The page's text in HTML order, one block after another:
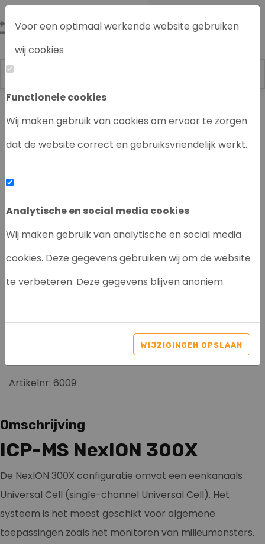
Voor een optimaal werkende website gebruiken
wij cookies
Functionele cookies
Wij maken gebruik van cookies om ervoor te zorgen
dat de website correct en gebruiksvriendelijk werkt.
Analytische en social media cookies
Wij maken gebruik van analytische en social media
cookies. Deze gegevens gebruiken wij om de website
te verbeteren. Deze gegevens blijven anoniem.
WIJZIGINGEN OPSLAAN
Labrecycling Chromatografie instrumenten
‹
SPECTROMETER NEXION
Artikelnr: 6009
Omschrijving
ICP-MS NexION 300X
De NexION 300X configuratie omvat een eenkanaals
Universal Cell (single-channel Universal Cell). Het
systeem is het meest geschikt voor algemene
toepassingen zoals het monitoren van milieumonsters.